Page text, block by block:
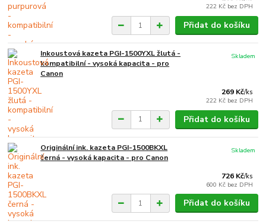
222 Kč bez DPH
Přidat do košíku
Inkoustová kazeta PGI-1500YXL žlutá -
kompatibilní - vysoká kapacita - pro
Canon
269 Kč/ks
222 Kč bez DPH
Skladem
Přidat do košíku
Originální ink. kazeta PGI-1500BKXL
černá - vysoká kapacita - pro Canon
726 Kč/ks
600 Kč bez DPH
Skladem
Přidat do košíku